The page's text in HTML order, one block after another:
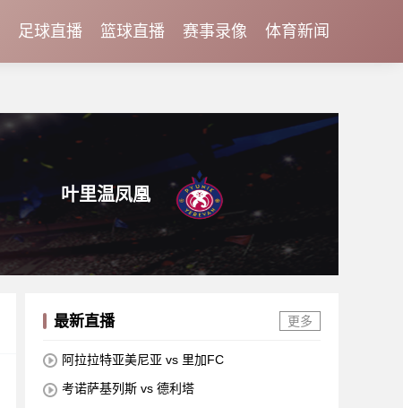
足球直播 篮球直播 赛事录像 体育新闻
叶里温凤凰
最新直播 更多
阿拉拉特亚美尼亚 vs 里加FC
考诺萨基列斯 vs 德利塔